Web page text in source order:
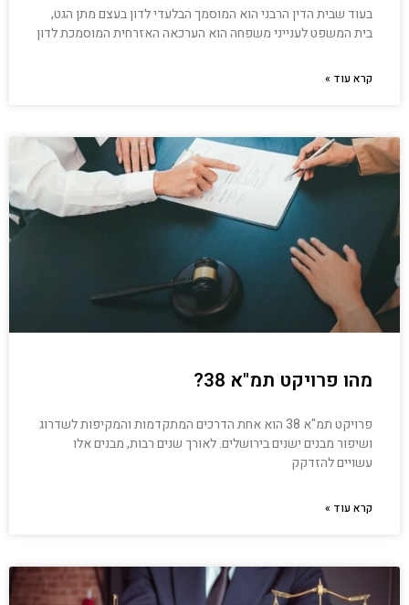
בעוד שבית הדין הרבני הוא המוסמך הבלעדי לדון בעצם מתן הגט,
בית המשפט לענייני משפחה הוא הערכאה האזרחית המוסמכת לדון
קרא עוד »
מהו פרויקט תמ"א 38?
פרויקט תמ"א 38 הוא אחת הדרכים המתקדמות והמקיפות לשדרוג
ושיפור מבנים ישנים בירושלים. לאורך שנים רבות, מבנים אלו
עשויים להזדקק
קרא עוד »